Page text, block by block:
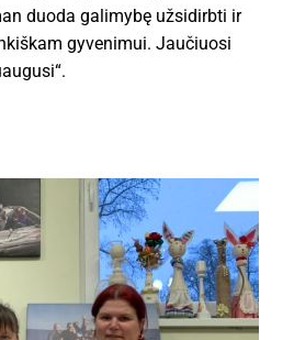
duoda galimybę užsidirbti ir
gyvenimui. Jaučiuosi